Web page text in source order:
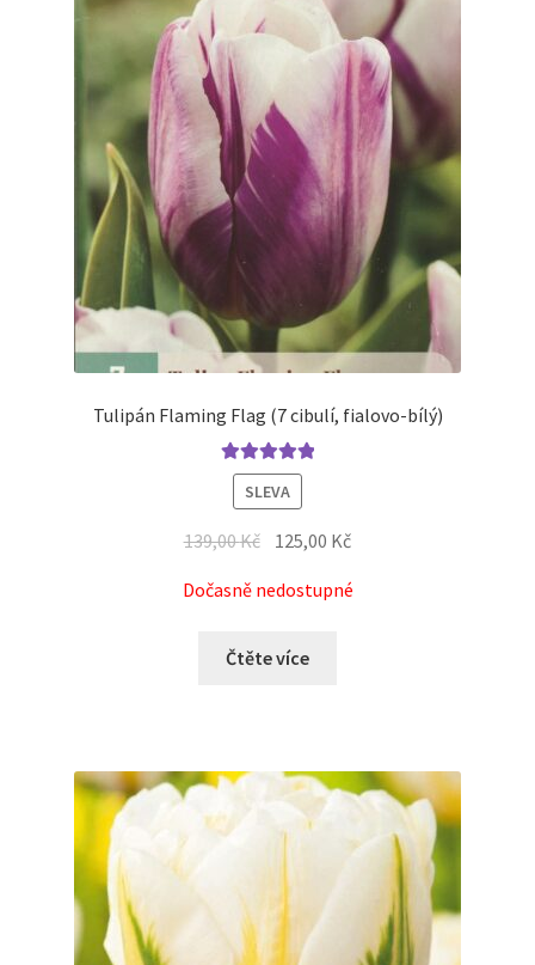
Tulipán Flaming Flag (7 cibulí, fialovo-bílý)
Hodnocení
5.00z 5
SLEVA
139,00Kč 125,00 Kč
Dočasně nedostupné
Čtěte více